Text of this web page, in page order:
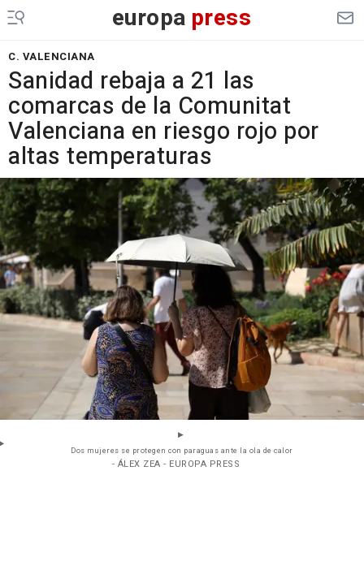
europa press
C. VALENCIANA
Sanidad rebaja a 21 las
comarcas de la Comunitat
Valenciana en riesgo rojo por
altas temperaturas
Dos mujeres se protegen con paraguas ante la ola de calor
- ÁLEX ZEA - EUROPA PRESS